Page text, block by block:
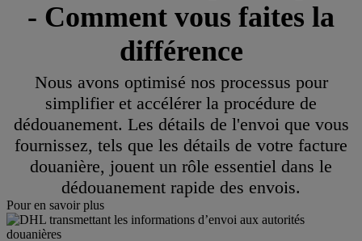
- Comment vous faites la
différence
Nous avons optimisé nos processus pour
simplifier et accélérer la procédure de
dédouanement. Les détails de l'envoi que vous
fournissez, tels que les détails de votre facture
douanière, jouent un rôle essentiel dans le
dédouanement rapide des envois.
Pour en savoir plus